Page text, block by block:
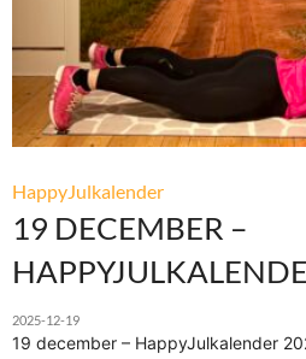
HappyJulkalender
19 DECEMBER –
2025-12-19
19 december – HappyJulkalender